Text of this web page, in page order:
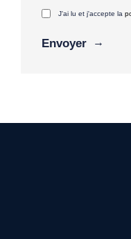
J'ai lu et j'accepte la